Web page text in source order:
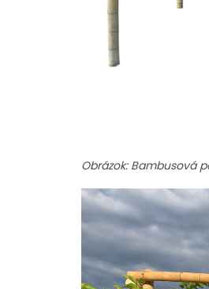
Obrázok: Bambusová